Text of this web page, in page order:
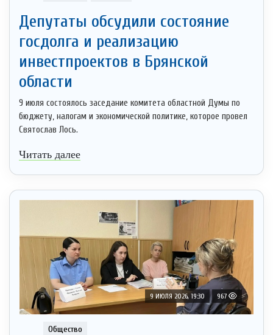
Депутаты обсудили состояние
госдолга и реализацию
инвестпроектов в Брянской
области
9 июля состоялось заседание комитета областной Думы по
бюджету, налогам и экономической политике, которое провел
Святослав Лось.
Читать далее
9 ИЮЛЯ 2026, 19:30 967
Общество